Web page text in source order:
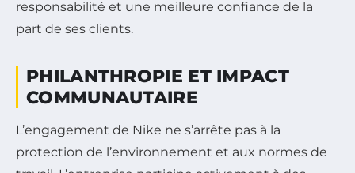
responsabilité et une meilleure confiance de la
part de ses clients.
PHILANTHROPIE ET IMPACT
COMMUNAUTAIRE
L’engagement de Nike ne s’arrête pas à la
protection de l’environnement et aux normes de